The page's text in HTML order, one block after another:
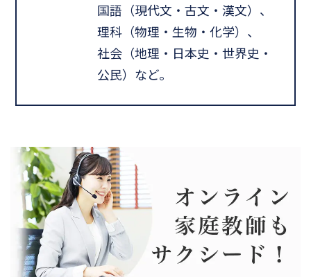
国語（現代文・古文・漢文）、
理科（物理・生物・化学）、
社会（地理・日本史・世界史・
公民）など。